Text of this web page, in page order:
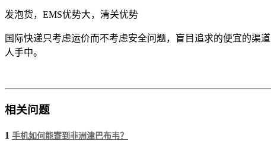
发泡货，EMS优势大，清关优势
国际快递只考虑运价而不考虑安全问题，盲目追求的便宜的渠
人手中。
相关问题
1 手机如何能寄到非洲津巴布韦？